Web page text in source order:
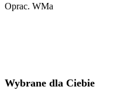
Oprac. WMa
Wybrane dla Ciebie